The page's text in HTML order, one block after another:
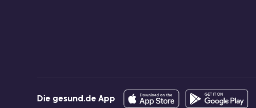
Die gesund.de App